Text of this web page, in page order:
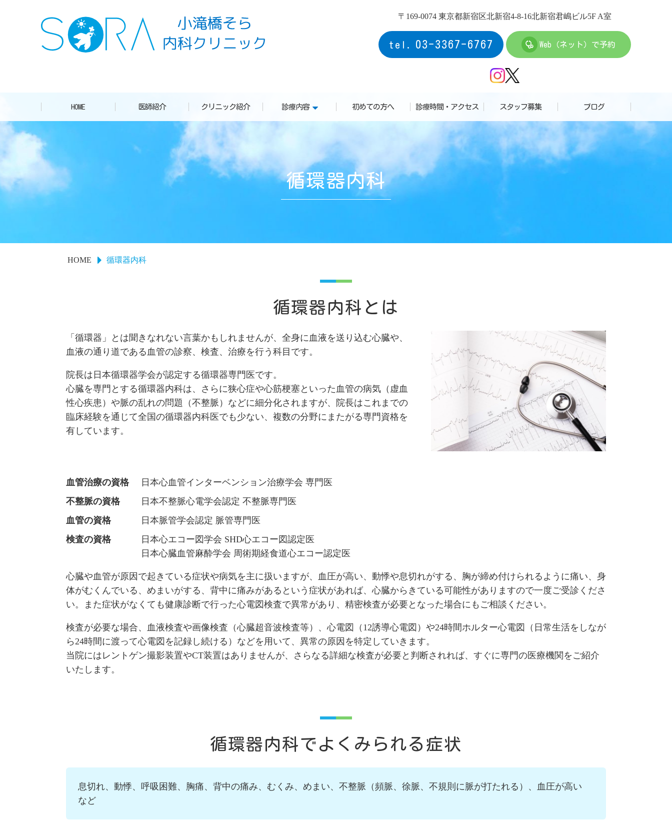
〒169-0074 東京都新宿区北新宿4-8-16北新宿君嶋ビル5F A室
03-3367-6767 Web（ネット）で予約
HOME 医師紹介 クリニック紹介 診療内容 初めての方へ 診療時間・アクセス スタッフ募集 ブログ
循環器内科
HOME 循環器内科
循環器内科とは
「循環器」とは聞きなれない言葉かもしれませんが、全身に血液を送り込む心臓や、
血液の通り道である血管の診察、検査、治療を行う科目です。
院長は日本循環器学会が認定する循環器専門医です。
心臓を専門とする循環器内科は、さらに狭心症や心筋梗塞といった血管の病気（虚血
性心疾患）や脈の乱れの問題（不整脈）などに細分化されますが、院長はこれまでの
臨床経験を通じて全国の循環器内科医でも少ない、複数の分野にまたがる専門資格を
有しています。
血管治療の資格
日本心血管インターベンション治療学会 専門医
不整脈の資格
日本不整脈心電学会認定 不整脈専門医
血管の資格
日本脈管学会認定 脈管専門医
検査の資格
日本心エコー図学会 SHD心エコー図認定医
日本心臓血管麻酔学会 周術期経食道心エコー認定医
心臓や血管が原因で起きている症状や病気を主に扱いますが、血圧が高い、動悸や息切れがする、胸が締め付けられるように痛い、身
体がむくんでいる、めまいがする、背中に痛みがあるという症状があれば、心臓からきている可能性がありますので一度ご受診くださ
い。また症状がなくても健康診断で行った心電図検査で異常があり、精密検査が必要となった場合にもご相談ください。
検査が必要な場合、血液検査や画像検査（心臓超音波検査等）、心電図（12誘導心電図）や24時間ホルター心電図（日常生活をしなが
ら24時間に渡って心電図を記録し続ける）などを用いて、異常の原因を特定していきます。
当院にはレントゲン撮影装置やCT装置はありませんが、さらなる詳細な検査が必要と判断されれば、すぐに専門の医療機関をご紹介
いたします。
循環器内科でよくみられる症状
息切れ、動悸、呼吸困難、胸痛、背中の痛み、むくみ、めまい、不整脈（頻脈、徐脈、不規則に脈が打たれる）、血圧が高い
など